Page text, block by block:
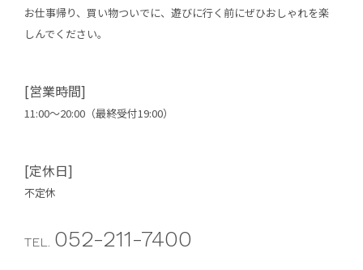
お仕事帰り、買い物ついでに、遊びに行く前にぜひおしゃれを楽
しんでください。
[営業時間]
11:00～20:00（最終受付19:00）
[定休日]
不定休
TEL. 052-211-7400